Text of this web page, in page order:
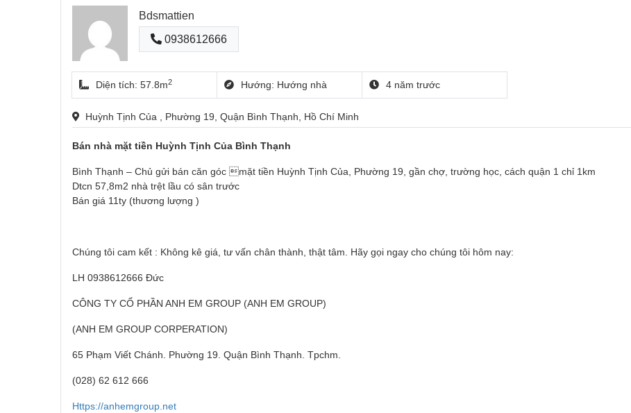
Bdsmattien
0938612666
Diện tích: 57.8m2 Hướng: Hướng nhà 4 năm trước
Huỳnh Tịnh Của , Phường 19, Quận Bình Thạnh, Hồ Chí Minh
Bán nhà mặt tiền Huỳnh Tịnh Của Bình Thạnh
Bình Thạnh – Chủ gửi bán căn góc mặt tiền Huỳnh Tịnh Của, Phường 19, gần chợ, trường học, cách quận 1 chỉ 1km
Dtcn 57,8m2 nhà trệt lầu có sân trước
Bán giá 11ty (thương lượng )
Chúng tôi cam kết : Không kê giá, tư vấn chân thành, thật tâm. Hãy gọi ngay cho chúng tôi hôm nay:
LH 0938612666 Đức
CÔNG TY CỔ PHẦN ANH EM GROUP (ANH EM GROUP)
(ANH EM GROUP CORPERATION)
65 Phạm Viết Chánh. Phường 19. Quận Bình Thạnh. Tpchm.
(028) 62 612 666
Https://anhemgroup.net